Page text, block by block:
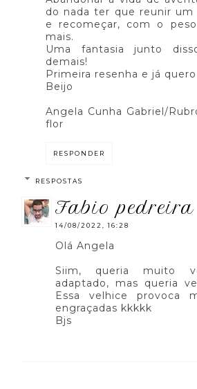
do nada ter que reunir um
e recomeçar, com o
mais.
Uma fantasia junto
demais!
Primeira resenha e já
Beijo
Angela Cunha Gabriel/
flor
RESPONDER
RESPOSTAS
fabio pedreira
14/08/2022, 16:28
Olá Angela
Siim, queria muito
adaptado, mas queria
Essa velhice provoca
engraçadas kkkkk
Bjs